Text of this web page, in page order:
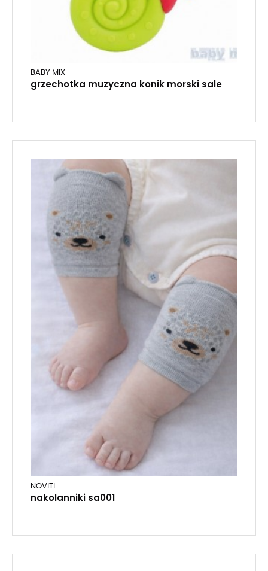
BABY MIX
grzechotka muzyczna konik morski sale
NOVITI
nakolanniki sa001